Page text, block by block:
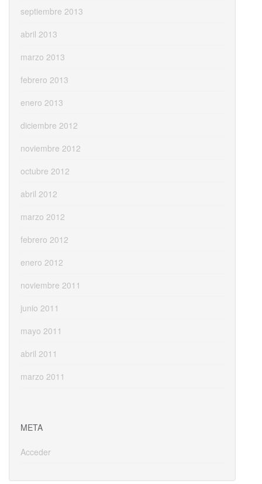
septiembre 2013
abril 2013
marzo 2013
febrero 2013
enero 2013
diciembre 2012
noviembre 2012
octubre 2012
abril 2012
marzo 2012
febrero 2012
enero 2012
noviembre 2011
junio 2011
mayo 2011
abril 2011
marzo 2011
META
Acceder